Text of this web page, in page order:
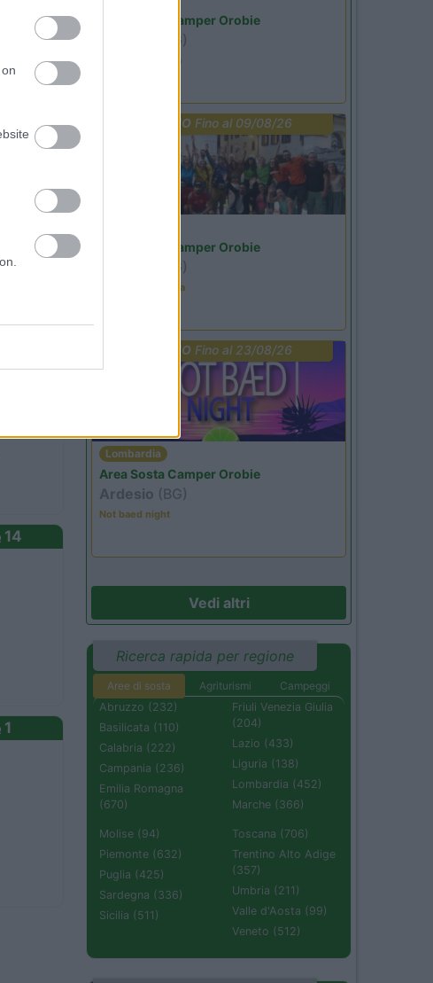
14
1
Area Sosta Camper Orobie
(BG)
Ardesio si blocca
PROMO Fino al 09/08/26
Area Sosta Camper Orobie
(BG)
Ardesio in scatola
PROMO Fino al 23/08/26
Lombardia
Area Sosta Camper Orobie
Ardesio (BG)
Not baed night
Vedi altri
Ricerca rapida per regione
Aree di sosta Agriturismi
Campeggi
Abruzzo (232)
Basilicata (110)
Calabria (222)
Campania (236)
Emilia Romagna
(670)
Friuli Venezia Giulia
(204)
Lazio (433)
Liguria (138)
Lombardia (452)
Marche (366)
Molise (94)
Piemonte (632)
Puglia (425)
Sardegna (336)
Sicilia (511)
Toscana (706)
Trentino Alto Adige
(357)
Umbria (211)
Valle d'Aosta (99)
Veneto (512)